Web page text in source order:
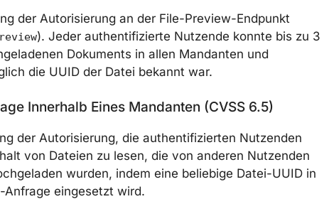
der Autorisierung an der File-Preview-Endpunkt
). Jeder authentifizierte Nutzende konnte bis zu 3
Dokuments in allen Mandanten und
die UUID der Datei bekannt war.
Innerhalb Eines Mandanten (CVSS 6.5)
der Autorisierung, die authentifizierten Nutzenden
von Dateien zu lesen, die von anderen Nutzenden
wurden, indem eine beliebige Datei-UUID in
eingesetzt wird.